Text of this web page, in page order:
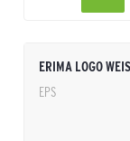
ERIMA LOGO
EPS